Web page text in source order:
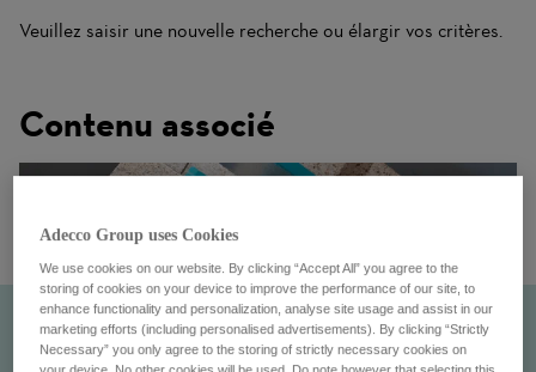
Veuillez saisir une nouvelle recherche ou élargir vos critères.
Contenu associé
Adecco Group uses Cookies
We use cookies on our website. By clicking “Accept All” you agree to the
storing of cookies on your device to improve the performance of our site, to
enhance functionality and personalization, analyse site usage and assist in our
marketing efforts (including personalised advertisements). By clicking “Strictly
Necessary” you only agree to the storing of strictly necessary cookies on